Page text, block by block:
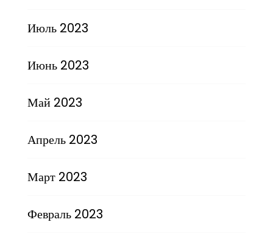
Июль 2023
Июнь 2023
Май 2023
Апрель 2023
Март 2023
Февраль 2023